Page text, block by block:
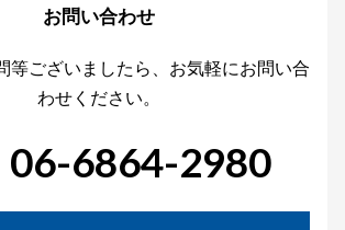
お問い合わせ
等ございましたら、お気軽にお問い合
わせください。
06-6864-2980